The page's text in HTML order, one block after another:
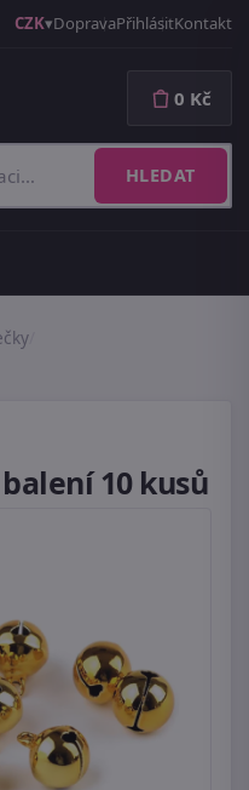
CZK DopravaPřihlásitKontakt
HLEDAT
0 Kč
10 kusů